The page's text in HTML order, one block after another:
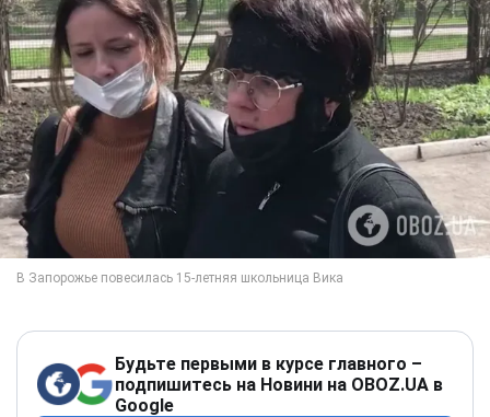
Будьте первыми в курсе главного –
подпишитесь на Новини на OBOZ.UA в
Google